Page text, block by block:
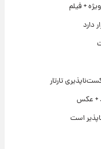
دارد
تارتار
+ عکس
است